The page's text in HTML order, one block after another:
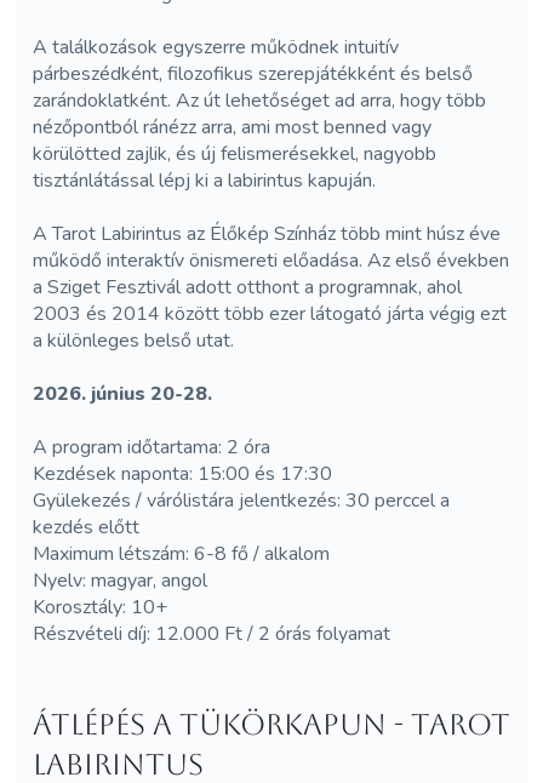
A találkozások egyszerre működnek intuitív
párbeszédként, filozofikus szerepjátékként és belső
zarándoklatként. Az út lehetőséget ad arra, hogy több
nézőpontból ránézz arra, ami most benned vagy
körülötted zajlik, és új felismerésekkel, nagyobb
tisztánlátással lépj ki a labirintus kapuján.
A Tarot Labirintus az Élőkép Színház több mint húsz éve
működő interaktív önismereti előadása. Az első években
a Sziget Fesztivál adott otthont a programnak, ahol
2003 és 2014 között több ezer látogató járta végig ezt
a különleges belső utat.
2026. június 20-28.
A program időtartama: 2 óra
Kezdések naponta: 15:00 és 17:30
Gyülekezés / várólistára jelentkezés: 30 perccel a
kezdés előtt
Maximum létszám: 6-8 fő / alkalom
Nyelv: magyar, angol
Korosztály: 10+
Részvételi díj: 12.000 Ft / 2 órás folyamat
Átlépés a tükörkapun - Tarot
Labirintus